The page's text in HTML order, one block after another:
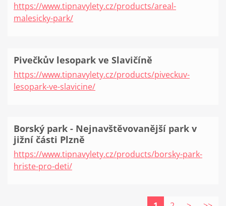
https://www.tipnavylety.cz/products/areal-
malesicky-park/
Pivečkův lesopark ve Slavičíně
https://www.tipnavylety.cz/products/piveckuv-
lesopark-ve-slavicine/
Borský park - Nejnavštěvovanější park v
jižní části Plzně
https://www.tipnavylety.cz/products/borsky-park-
hriste-pro-deti/